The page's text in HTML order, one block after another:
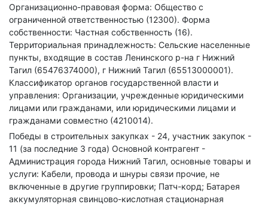
Организационно-правовая форма: Общество с
ограниченной ответственностью (12300). Форма
собственности: Частная собственность (16).
Территориальная принадлежность: Сельские населенные
пункты, входящие в состав Ленинского р-на г Нижний
Тагил (65476374000), г Нижний Тагил (65513000001).
Классификатор органов государственной власти и
управления: Организации, учрежденные юридическими
лицами или гражданами, или юридическими лицами и
гражданами совместно (4210014).
Победы в строительных закупках - 24, участник закупок -
11 (за последние 3 года) Основной контрагент -
Администрация города Нижний Тагил, основные товары и
услуги: Кабели, провода и шнуры связи прочие, не
включенные в другие группировки; Патч-корд; Батарея
аккумуляторная свинцово-кислотная стационарная